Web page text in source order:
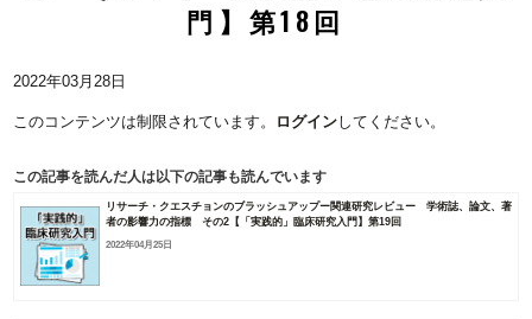
門】第18回
2022年03月28日
このコンテンツは制限されています。 ログインしてください。
この記事を読んだ人は以下の記事も読んでいます
リサーチ・クエスチョンのブラッシュアップー関連研究レビュー 学術誌、論文、著
者の影響力の指標 その2【「実践的」臨床研究入門】第19回
2022年04月25日